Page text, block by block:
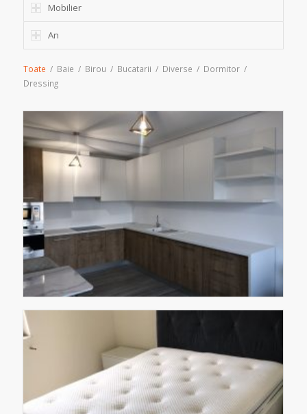
Mobilier
An
Toate / Baie / Birou / Bucatarii / Diverse / Dormitor /
Dressing